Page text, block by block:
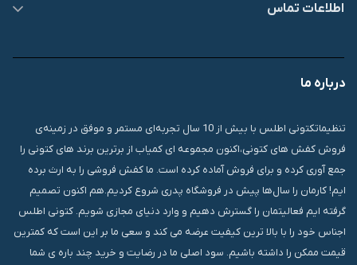
اطلاعات تماس
درباره ما
تنظیماتکتونی اطلس با بیش از 10 سال تجربه‌ای مستمر و موفق در زمینه‌ی
فروش کفش های کتونی،اکنون مجموعه ای کمیاب از برترین برند های کتونی را
جمع آوری کرده و برای فروش آماده کرده است. ما کفش فروشی را به ارث برده
ایم! کارمان را سال‌ها پیش در فروشگاه پدری شروع کردیم.هم اکنون تصمیم
گرفته ایم فعالیتمان را گسترش دهیم و وارد دنیای مجازی شویم. کتونی اطلس
اجناس خود را با بالا ترین کیفیت عرضه می کند و سعی ما بر این است که کمترین
قیمت ممکن را داشته باشیم. سود اصلی ما در رضایت و خرید چند باره ی شما